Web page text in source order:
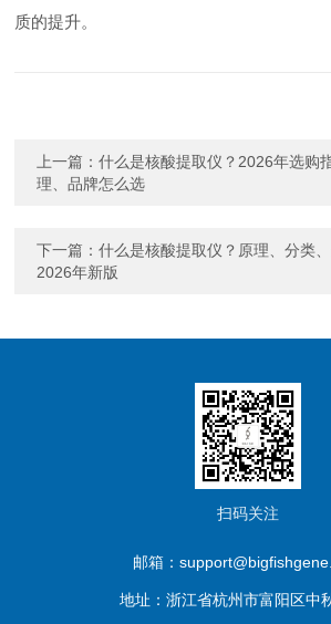
质的提升。
上一篇：什么是核酸提取仪？2026年选购
理、品牌怎么选
下一篇：什么是核酸提取仪？原理、分类
2026年新版
扫码关注
邮箱：
地址：浙江省杭州市富阳区中